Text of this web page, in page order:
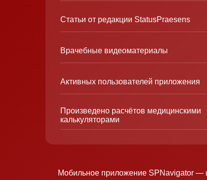
Статьи от редакции StatusPraesens
Врачебные видеоматериалы
Активных пользователей приложения
Произведено расчётов медицинскими
калькуляторами
Мобильное приложение SPNavigator —